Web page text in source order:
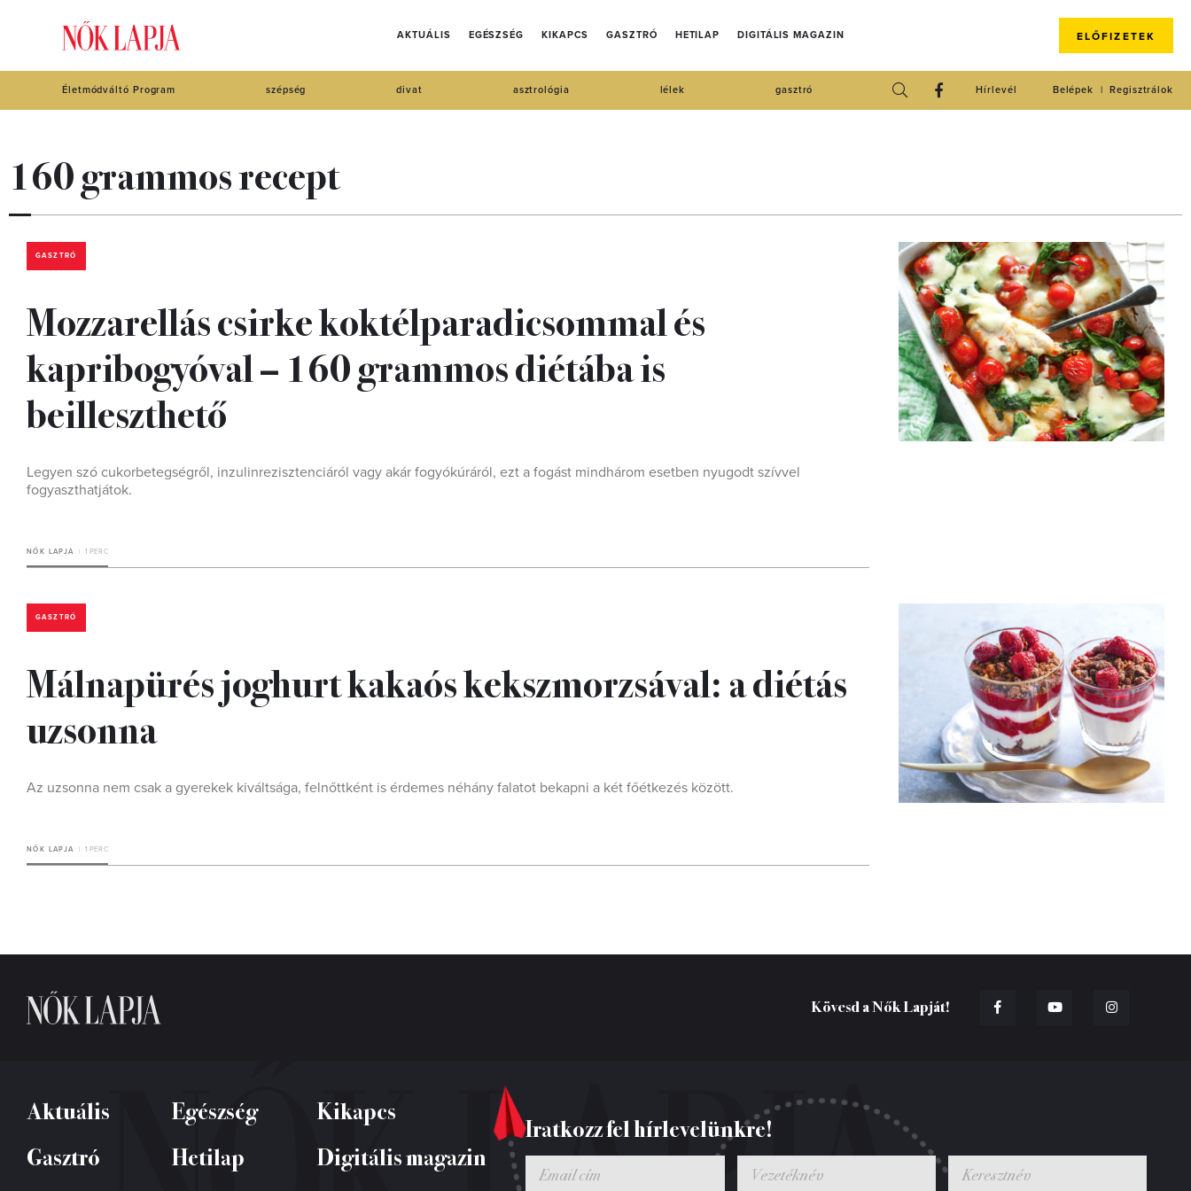
AKTUÁLIS EGÉSZSÉG KIKAPCS GASZTRÓ HETILAP DIGITÁLIS MAGAZIN ELŐFIZETEK
Életmódváltó Program szépség divat asztrológia lélek gasztró Regisztrálok
Belépek
Hírlevél
160 grammos recept
GASZTRÓ
Mozzarellás csirke koktélparadicsommal és
kapribogyóval – 160 grammos diétába is
beilleszthető
Legyen szó cukorbetegségről, inzulinrezisztenciáról vagy akár fogyókúráról, ezt a fogást mindhárom esetben nyugodt szívvel
fogyaszthatjátok.
NŐK LAPJA 1 PERC
GASZTRÓ
Málnapürés joghurt kakaós kekszmorzsával: a diétás
uzsonna
Az uzsonna nem csak a gyerekek kiváltsága, felnőttként is érdemes néhány falatot bekapni a két főétkezés között.
NŐK LAPJA 1 PERC
Kövesd a Nők Lapját!
Aktuális Egészség
Kikapcs
Gasztró
Hetilap Digitális magazin
Iratkozz fel hírlevelünkre!